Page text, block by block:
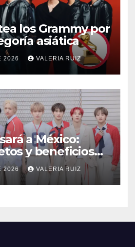
los Grammy por
asiática
2026 VALERIA RUIZ
a México:
y beneficios
2026 VALERIA RUIZ